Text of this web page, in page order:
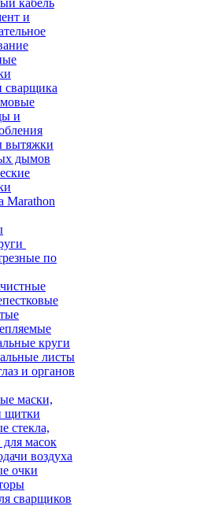
кабель
и
сварщика
и
вытяжки
дымов
Marathon
по
круги
листы
и органов
маски,
щитки
стекла,
для масок
воздуха
очки
сварщиков